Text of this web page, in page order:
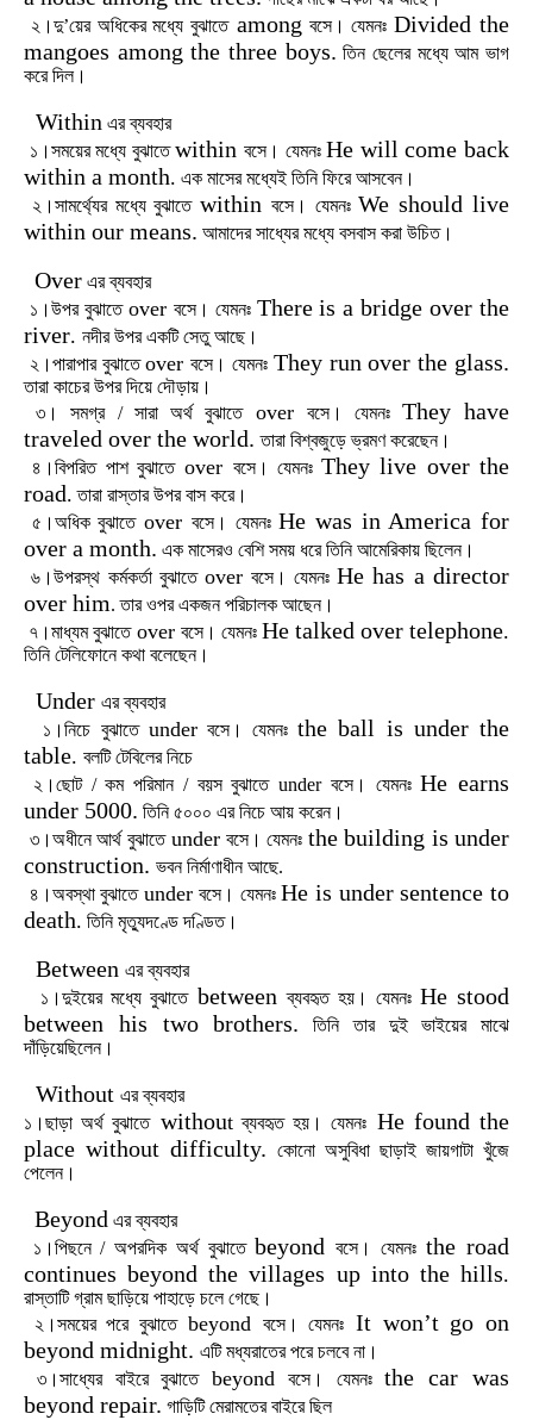
২।দু’য়ের অধিকের মধ্যে বুঝাতেamong বসে। যেমনঃ Divided the
mangoes among the three boys. তিন ছেলের মধ্যে আম ভাগ
করে দিল।
Within এর ব্যবহার
১।সময়ের মধ্যে বুঝাতে withinবসে। যেমনঃ He will come back
within a month. এক মাসের মধ্যেই তিনি ফিরে আসবেন।
২।সামর্থ্যের মধ্যে বুঝাতে within বসে। যেমনঃ We should live
within our means. আমাদের সাধ্যের মধ্যে বসবাস করা উচিত।
Over এর ব্যবহার
১।উপর বুঝাতে over বসে। যেমনঃ There is a bridge over the
river. নদীর উপর একটি সেতু আছে।
২।পারাপার বুঝাতে overবসে। যেমনঃ They run over the glass.
তারা কাচের উপর দিয়ে দৌড়ায়।
৩।
সমগ্র/ সারা অর্থ বুঝাতেover বসে। যেমনঃ
They have
traveled over the world. তারা বিশ্বজুড়ে ভ্রমণ করেছেন।
৪।বিপরিত পাশ বুঝাতেover বসে। যেমনঃ They live over the
road. তারা রাস্তার উপর বাস করে।
৫।অধিক বুঝাতে over বসে। যেমনঃ He was in America for
over a month. এক মাসেরও বেশি সময় ধরে তিনি আমেরিকায় ছিলেন।
৬।উপরস্থ কর্মকর্তা বুঝাতে over বসে। যেমনঃ He has a director
over him. তার ওপর একজন পরিচালক আছেন।
৭।মাধ্যম বুঝাতেover বসে। যেমনঃ He talked over telephone.
তিনি টেলিফোনে কথা বলেছেন।
Under এর ব্যবহার
১।নিচে বুঝাতে under বসে। যেমনঃ the ball is under the
table. বলটি টেবিলের নিচে
২।ছোট/কম পরিমান/ বয়স বুঝাতেunder বসে। যেমনঃ He earns
under 5000. তিনি ৫০০০ এর নিচে আয় করেন।
৩।অধীনে আর্থ বুঝাতেunder বসে। যেমনঃ the building is under
construction. ভবন নির্মাণাধীন আছে.
৪।অবস্থা বুঝাতে under বসে। যেমনঃ He is under sentence to
death. তিনি মৃত্যুদণ্ডে দণ্ডিত।
Between এর ব্যবহার
১।দুইয়ের মধ্যে বুঝাতে betweenব্যবহৃত হয়। যেমনঃ He stood
between his two brothers.
তিনি তার দুই ভাইয়ের
মাঝে
দাঁড়িয়েছিলেন।
Without এর ব্যবহার
১।ছাড়া অর্থ বুঝাতে without ব্যবহৃত হয়। যেমনঃ He found the
place without difficulty. কোনো অসুবিধা ছাড়াই জায়গাটা খুঁজে
পেলেন।
Beyond এর ব্যবহার
১।পিছনে/অপরদিক অর্থ বুঝাতে beyond বসে। যেমনঃ the road
continues beyond the villages up into the hills.
রাস্তাটি গ্রাম ছাড়িয়ে পাহাড়ে চলে গেছে।
২।সময়ের পরে বুঝাতে beyond বসে। যেমনঃ It won’t go on
beyond midnight. এটি মধ্যরাতের পরে চলবে না।
৩।সাধ্যের
বাইরে বুঝাতে beyond বসে। যেমনঃ
the car was
beyond repair. গাড়িটি মেরামতের বাইরে ছিল